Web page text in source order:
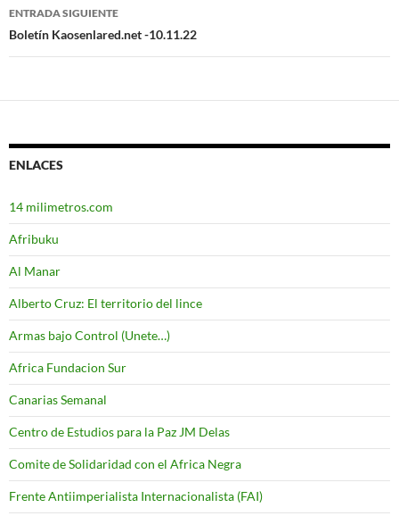
entradas
ENTRADA SIGUIENTE
Boletín Kaosenlared.net -10.11.22
ENLACES
14 milimetros.com
Afribuku
Al Manar
Alberto Cruz: El territorio del lince
Armas bajo Control (Unete…)
Africa Fundacion Sur
Canarias Semanal
Centro de Estudios para la Paz JM Delas
Comite de Solidaridad con el Africa Negra
Frente Antiimperialista Internacionalista (FAI)